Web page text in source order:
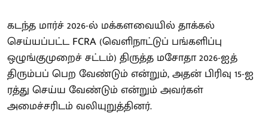
கடந்த மார்ச் 2026-ல் மக்களவையில் தாக்கல்
செய்யப்பட்ட FCRA (வெளிநாட்டுப் பங்களிப்பு
ஒழுங்குமுறைச் சட்டம்) திருத்த மசோதா 2026-ஐத்
திரும்பப் பெற வேண்டும் என்றும், அதன் பிரிவு 15-ஐ
ரத்து செய்ய வேண்டும் என்றும் அவர்கள்
அமைச்சரிடம் வலியுறுத்தினர்.